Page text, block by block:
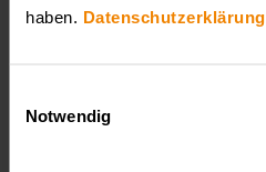
haben. Datenschutzerklärung
Notwendig